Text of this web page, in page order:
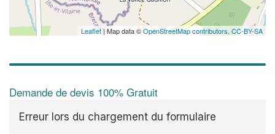
Leaflet| Map data ©OpenStreetMap contributors, CC-BY-SA
Demande de devis 100% Gratuit
Erreur lors du chargement du formulaire